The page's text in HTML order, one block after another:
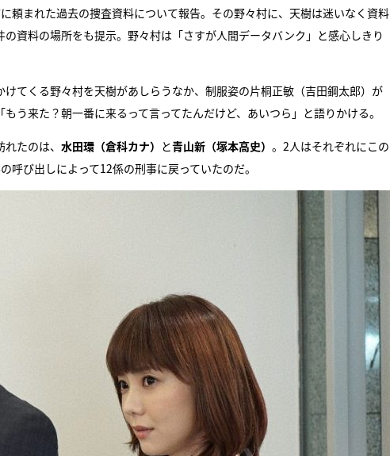
頼まれた過去の捜査資料について報告。その野々村に、天樹は迷いなく資料
資料の場所をも提示。野々村は「さすが人間データバンク」と感心しきり
てくる野々村を天樹があしらうなか、制服姿の片桐正敏（吉田鋼太郎）が
う来た？朝一番に来るって言ってたんだけど、あいつら」と語りかける。
たのは、 水田環（倉科カナ） と青山新（塚本高史） 。2人はそれぞれにこの
び出しによって12係の刑事に戻っていたのだ。